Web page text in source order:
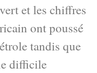
et les chiffres
ont poussé
tandis que
difficile